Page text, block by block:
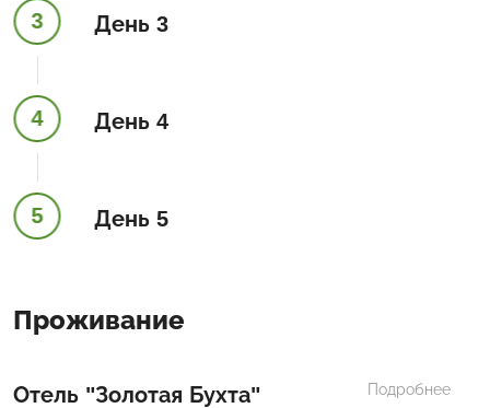
3 День 3
4 День 4
5 День 5
Проживание
Отель "Золотая Бухта" Подробнее